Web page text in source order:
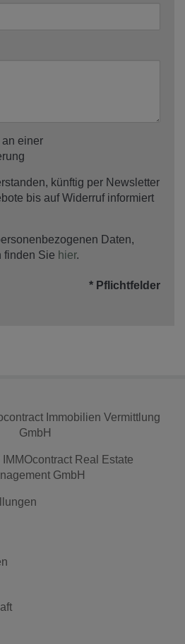
an einer
künftig per Newsletter
bis auf Widerruf informiert
Daten,
finden Sie hier.
* Pflichtfelder
Immobilien Vermittlung
GmbH
IMMOcontract Real Estate
GmbH